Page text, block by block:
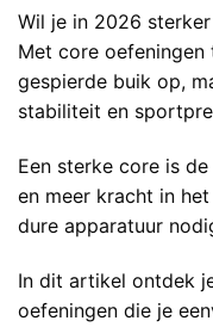
Wil je in 2026
Met core oefeningen
gespierde buik op,
stabiliteit en
Een sterke core is
en meer kracht in
dure apparatuur
In dit artikel ontdek
oefeningen die je